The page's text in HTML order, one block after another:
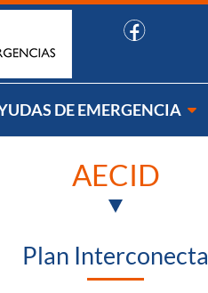
DE EMERGENCIA
AECID
Plan Interconecta